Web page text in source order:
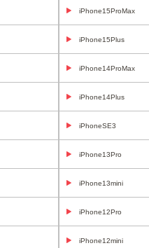
iPhone15ProMax
iPhone15Plus
iPhone14ProMax
iPhone14Plus
iPhoneSE3
iPhone13Pro
iPhone13mini
iPhone12Pro
iPhone12mini